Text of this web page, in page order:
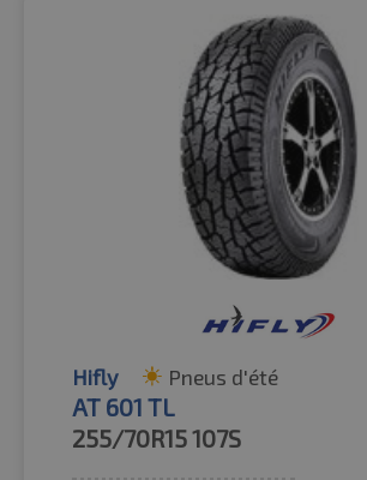
Hifly Pneus d'été
AT 601 TL
255/70R15107S